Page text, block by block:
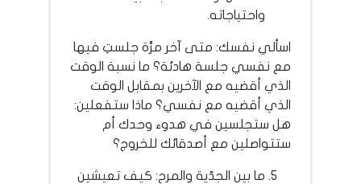
واحتياجاته.
اسألي نفسك: متى آخر مرَّة جلستِ فيها
مع نفسي جلسة هادئة؟ ما نسبة الوقت
الذي أقضيه مع الآخرين بمقابل الوقت
الذي أقضيه مع نفسي؟ ماذا ستفعلين:
هل ستجلسين في هدوء وحدك أم
ستتواصلين مع أصدقائك للخروج؟
ما بين الجدّية والمرح: كيف تعيشين